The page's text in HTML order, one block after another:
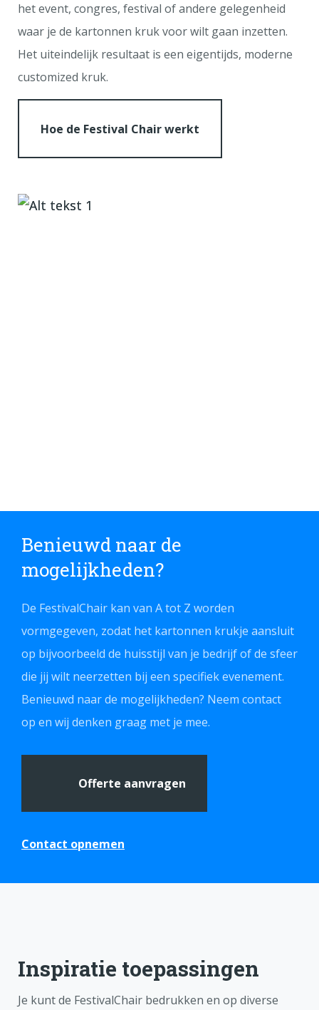
het event, congres, festival of andere gelegenheid
waar je de kartonnen kruk voor wilt gaan inzetten.
Het uiteindelijk resultaat is een eigentijds, moderne
customized kruk.
Hoe de Festival Chair werkt
Benieuwd naar de
mogelijkheden?
De FestivalChair kan van A tot Z worden
vormgegeven, zodat het kartonnen krukje aansluit
op bijvoorbeeld de huisstijl van je bedrijf of de sfeer
die jij wilt neerzetten bij een specifiek evenement.
Benieuwd naar de mogelijkheden? Neem contact
op en wij denken graag met je mee.
Offerte aanvragen
Contact opnemen
Inspiratie toepassingen
Je kunt de FestivalChair bedrukken en op diverse